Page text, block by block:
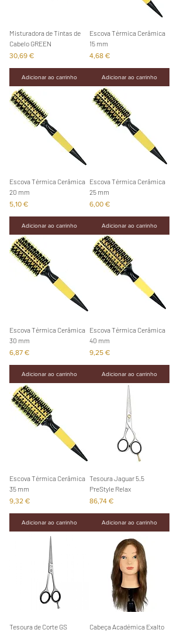
Misturadora de Tintas de
Cabelo GREEN
Preço
30,69 €
Adicionar ao carrinho
Escova Térmica Cerâmica
15 mm
Preço
4,68 €
Adicionar ao carrinho
Escova Térmica Cerâmica
20 mm
Preço
5,10 €
Adicionar ao carrinho
Escova Térmica Cerâmica
25 mm
Preço
6,00 €
Adicionar ao carrinho
Escova Térmica Cerâmica
30 mm
Preço
6,87 €
Adicionar ao carrinho
Escova Térmica Cerâmica
40 mm
Preço
9,25 €
Adicionar ao carrinho
Escova Térmica Cerâmica
35 mm
Preço
9,32 €
Adicionar ao carrinho
Tesoura Jaguar 5.5
PreStyle Relax
Preço
86,74 €
Adicionar ao carrinho
Tesoura de Corte GS
Cabeça Académica Exalto